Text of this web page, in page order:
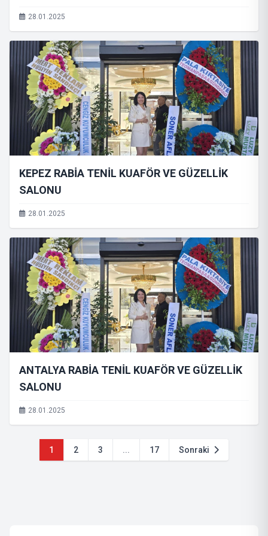
28.01.2025
KEPEZ RABİA TENİL KUAFÖR VE GÜZELLİK
SALONU
28.01.2025
ANTALYA RABİA TENİL KUAFÖR VE GÜZELLİK
SALONU
28.01.2025
1 2 3 ... 17 Sonraki